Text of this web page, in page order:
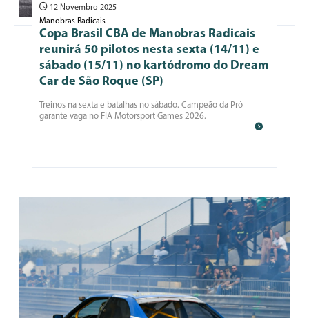
12 Novembro 2025
Manobras Radicais
Copa Brasil CBA de Manobras Radicais
reunirá 50 pilotos nesta sexta (14/11) e
sábado (15/11) no kartódromo do Dream
Car de São Roque (SP)
Treinos na sexta e batalhas no sábado. Campeão da Pró
garante vaga no FIA Motorsport Games 2026.